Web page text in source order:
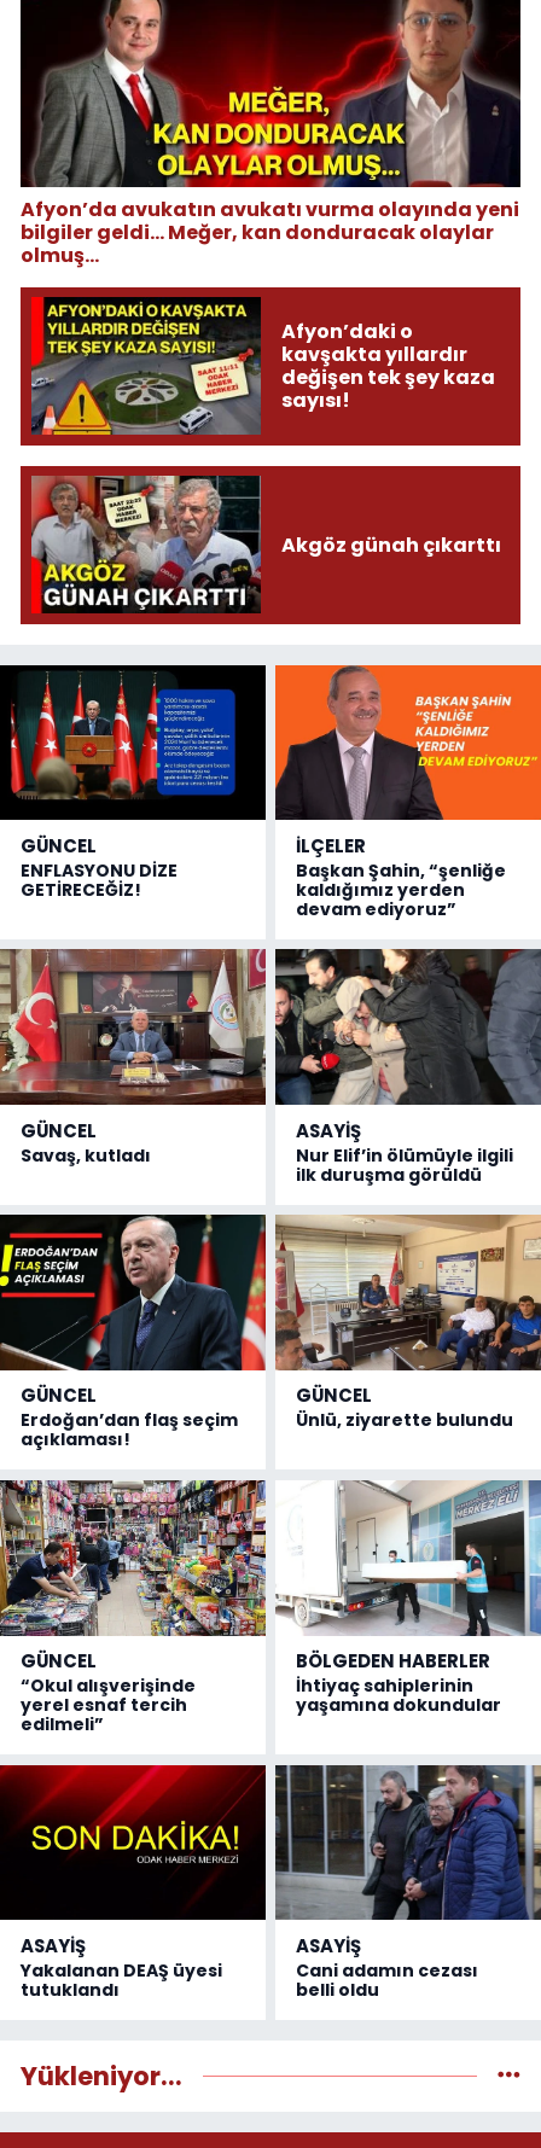
Afyon’da avukatın avukatı vurma olayında yeni
bilgiler geldi... Meğer, kan donduracak olaylar
olmuş...
Afyon’daki o
kavşakta yıllardır
değişen tek şey kaza
sayısı!
Akgöz günah çıkarttı
GÜNCEL
ENFLASYONU DİZE
GETİRECEĞİZ!
İLÇELER
Başkan Şahin, “şenliğe
kaldığımız yerden
devam ediyoruz”
GÜNCEL
Savaş, kutladı
ASAYİŞ
Nur Elif’in ölümüyle ilgili
ilk duruşma görüldü
GÜNCEL
Erdoğan’dan flaş seçim
açıklaması!
GÜNCEL
Ünlü, ziyarette bulundu
GÜNCEL
“Okul alışverişinde
yerel esnaf tercih
edilmeli”
BÖLGEDEN HABERLER
İhtiyaç sahiplerinin
yaşamına dokundular
ASAYİŞ
Yakalanan DEAŞ üyesi
tutuklandı
ASAYİŞ
Cani adamın cezası
belli oldu
Yükleniyor...